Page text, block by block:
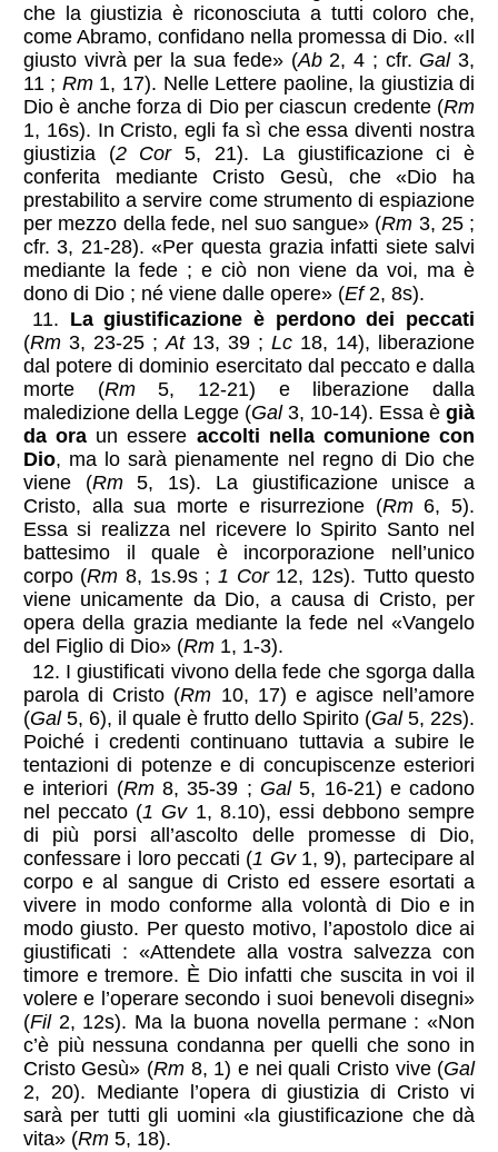
che la giustizia è riconosciuta a tutti coloro che,
come Abramo, confidano nella promessa di Dio. «Il
giusto vivrà per la sua fede» (Ab2, 4 ; cfr. Gal3,
11 ; Rm1, 17). Nelle Lettere paoline, la giustizia di
Dio è anche forza di Dio per ciascun credente (Rm
1, 16s). In Cristo, egli fa sì che essa diventi nostra
giustizia (2 Cor5, 21). La giustificazione ci è
conferita mediante Cristo Gesù, che «Dio ha
prestabilito a servire come strumento di espiazione
per mezzo della fede, nel suo sangue» (Rm 3, 25 ;
cfr. 3, 21-28). «Per questa grazia infatti siete salvi
mediante la fede ; e ciò non viene da voi, ma è
dono di Dio ; né viene dalle opere» (Ef2, 8s).
11. La giustificazione è perdono dei peccati
(Rm3, 23-25 ;At13, 39 ;Lc 18, 14), liberazione
dal potere di dominio esercitato dal peccato e dalla
morte (Rm5, 12-21) e liberazione dalla
maledizione della Legge (Gal3, 10-14). Essa ègià
da ora un essere accolti nella comunione con
Dio, ma lo sarà pienamente nel regno di Dio che
viene (Rm5, 1s). La giustificazione unisce a
Cristo, alla sua morte e risurrezione (Rm6, 5).
Essa si realizza nel ricevere lo Spirito Santo nel
battesimo il quale è incorporazione nell’unico
corpo (Rm 8, 1s.9s ;1 Cor12, 12s). Tutto questo
viene unicamente da Dio, a causa di Cristo, per
opera della grazia mediante la fede nel «Vangelo
del Figlio di Dio» (Rm1, 1-3).
12. I giustificati vivono della fede che sgorga dalla
parola di Cristo (Rm 10, 17) e agisce nell’amore
(Gal5, 6), il quale è frutto dello Spirito (Gal5, 22s).
Poiché i credenti continuano tuttavia a subire le
tentazioni di potenze e di concupiscenze esteriori
e interiori (Rm8, 35-39 ; Gal5, 16-21) e cadono
nel peccato (1 Gv1, 8.10), essi debbono sempre
di più porsi all’ascolto delle promesse di Dio,
confessare i loro peccati (1 Gv1, 9), partecipare al
corpo e al sangue di Cristo ed essere esortati a
vivere in modo conforme alla volontà di Dio e in
modo giusto. Per questo motivo, l’apostolo dice ai
giustificati : «Attendete alla vostra salvezza con
timore e tremore. È Dio infatti che suscita in voi il
volere e l’operare secondo i suoi benevoli disegni»
(Fil2, 12s). Ma la buona novella permane : «Non
c’è più nessuna condanna per quelli che sono in
Cristo Gesù» (Rm 8, 1) e nei quali Cristo vive (Gal
2, 20). Mediante l’opera di giustizia di Cristo vi
sarà per tutti gli uomini «la giustificazione che dà
vita» (Rm5, 18).